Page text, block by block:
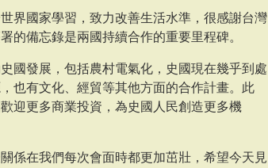
界國家學習，致力改善生活水準，很感謝台灣
的備忘錄是兩國持續合作的重要里程碑。
國發展，包括農村電氣化，史國現在幾乎到處
也有文化、經貿等其他方面的合作計畫。此
迎更多商業投資，為史國人民創造更多機
係在我們每次會面時都更加茁壯，希望今天見